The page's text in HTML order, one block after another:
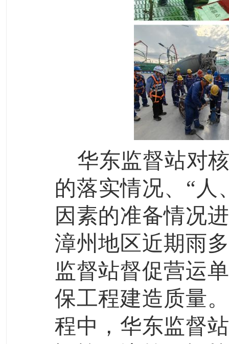
华东监督站对
的落实情况、“人
因素的准备情况
漳州地区近期雨
监督站督促营运
保工程建造质量
程中，华东监督